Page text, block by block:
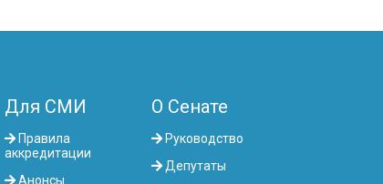
Для СМИ
Правила
аккредитации
Анонсы
О Сенате
Руководство
Депутаты